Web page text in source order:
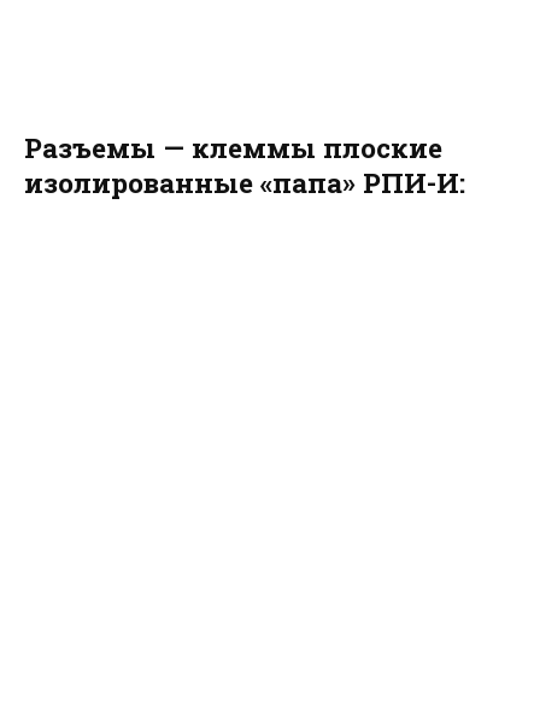
Разъемы — клеммы плоские
изолированные «папа» РПИ-И: